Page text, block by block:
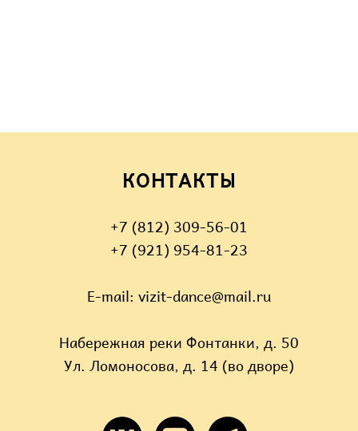
КОНТАКТЫ
+7 (812) 309-56-01
+7 (921) 954-81-23
Е-mail: vizit-dance@mail.ru
Набережная реки Фонтанки, д. 50
Ул. Ломоносова, д. 14 (во дворе)